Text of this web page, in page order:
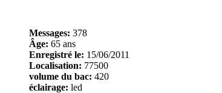
Messages: 378
Âge: 65 ans
Enregistré le: 15/06/2011
Localisation: 77500
volume du bac: 420
éclairage: led